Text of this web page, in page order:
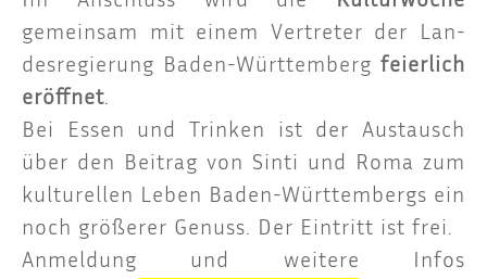
gemein­sam mit einem Ver­tre­ter der Lan­
des­re­gie­rung Baden-Würt­tem­berg fei­er­lich
eröff­net
Bei Essen und Trin­ken ist der Aus­tausch
über den Bei­trag von Sin­ti und Roma zum
kul­tu­rel­len Leben Baden-Würt­tem­bergs ein
noch grö­ße­rer Genuss. Der Ein­tritt ist frei.
Anmel­dung und wei­te­re Infos